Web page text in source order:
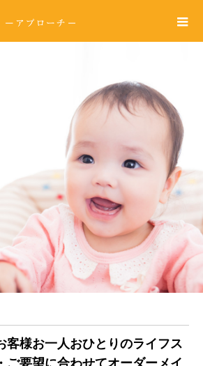
客様お一人おひとりのライフス
ご要望に合わせてオーダーメイ